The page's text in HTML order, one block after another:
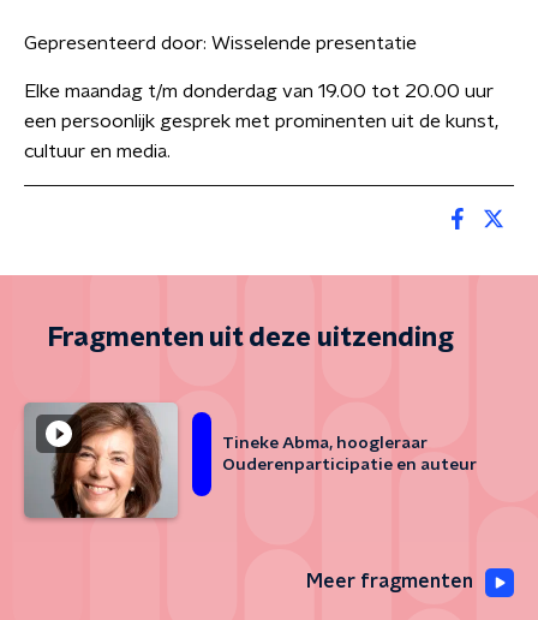
Gepresenteerd door: Wisselende presentatie
Elke maandag t/m donderdag van 19.00 tot 20.00 uur
een persoonlijk gesprek met prominenten uit de kunst,
cultuur en media.
Fragmenten uit deze uitzending
Tineke Abma, hoogleraar
Ouderenparticipatie en auteur
Meer fragmenten